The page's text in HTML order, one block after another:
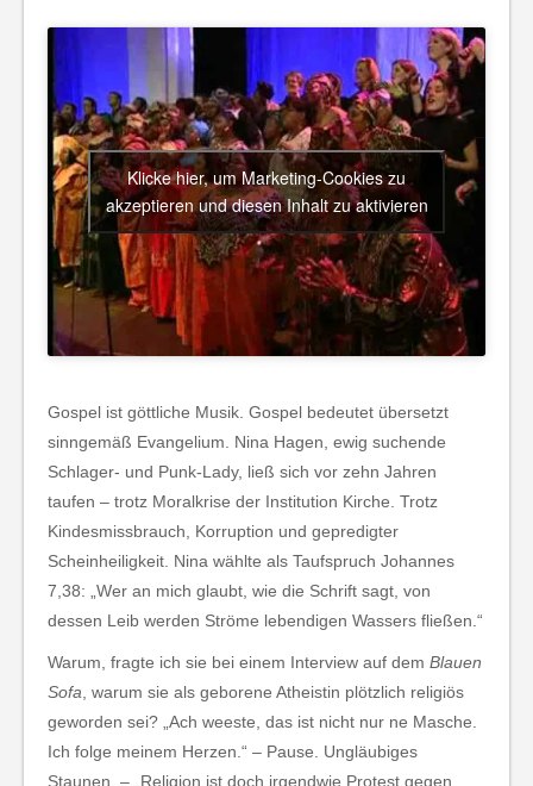
Klicke hier, um Marketing-Cookies zu
akzeptieren und diesen Inhalt zu aktivieren
Gospel ist göttliche Musik. Gospel bedeutet übersetzt
sinngemäß Evangelium. Nina Hagen, ewig suchende
Schlager- und Punk-Lady, ließ sich vor zehn Jahren
taufen – trotz Moralkrise der Institution Kirche. Trotz
Kindesmissbrauch, Korruption und gepredigter
Scheinheiligkeit. Nina wählte als Taufspruch Johannes
7,38: „Wer an mich glaubt, wie die Schrift sagt, von
dessen Leib werden Ströme lebendigen Wassers fließen.“
Warum, fragte ich sie bei einem Interview auf dem Blauen
Sofa, warum sie als geborene Atheistin plötzlich religiös
geworden sei? „Ach weeste, das ist nicht nur ne Masche.
Ich folge meinem Herzen.“ – Pause. Ungläubiges
Staunen. – „Religion ist doch irgendwie Protest gegen